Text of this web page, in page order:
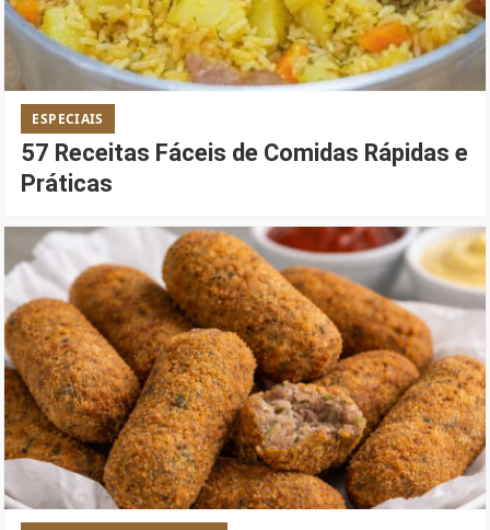
ESPECIAIS
57 Receitas Fáceis de Comidas Rápidas e
Práticas